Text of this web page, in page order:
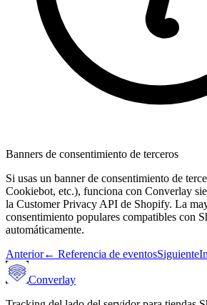
Banners de consentimiento de terceros
Si usas un banner de consentimiento de
Cookiebot, etc.), funciona con Converlay
la Customer Privacy API de Shopify. La
consentimiento populares compatibles con
automáticamente.
Anterior← Referencia de eventosSiguiente
Converlay